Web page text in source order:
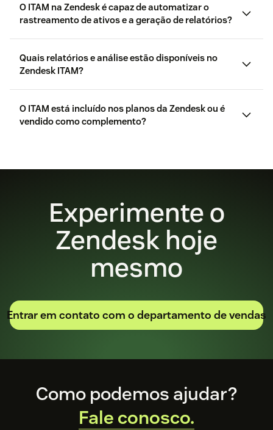
O ITAM na Zendesk é capaz de automatizar o
rastreamento de ativos e a geração de relatórios?
Quais relatórios e análise estão disponíveis no
Zendesk ITAM?
O ITAM está incluído nos planos da Zendesk ou é
vendido como complemento?
Experimente o
Zendesk hoje
mesmo
Entrar em contato com o departamento de vendas
FooterComo podemos ajudar?
Fale conosco.